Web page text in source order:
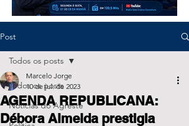
Post
Todos os posts
Notícias do Agreste
Todos os posts
AGENDA REPUBLICANA:
Débora Almeida prestigia
Marcelo Jorge
10 de jul. de 2023